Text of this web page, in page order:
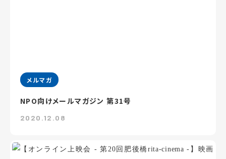
メルマガ
NPO向けメールマガジン 第31号
2020.12.08